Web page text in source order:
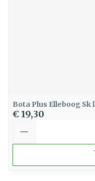
Bota Plus Elleboog Sk l
€ 19,30